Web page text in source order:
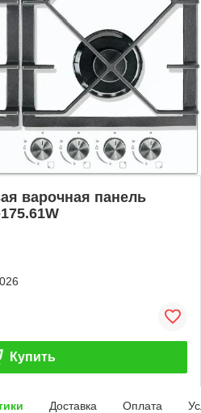
варочная панель
Купить
Доставка Оплата